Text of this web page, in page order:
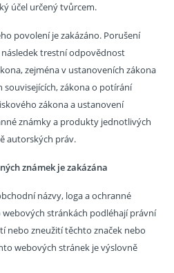
účel určený tvůrcem.
povolení je zakázáno. Porušení
trestní odpovědnost
zejména v ustanoveních zákona
zákona o potírání
zákona a ustanovení
známky a produkty jednotlivých
autorských práv.
známek je zakázána
názvy, loga a ochranné
stránkách podléhají právní
nebo zneužití těchto značek nebo
webových stránek je výslovně